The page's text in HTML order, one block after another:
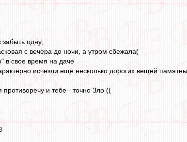
одну,
с вечера до ночи, а утром сбежала(
в свое время на даче
исчезли ещё несколько дорогих вещей
и тебе - точно Зло ((